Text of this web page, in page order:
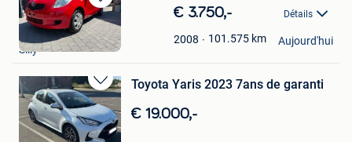
Sauvegarder
dans
Mes
Favoris
€ 3.750,- Détails
2008 101.575 km
Cindy
Silly
Aujourd'hui
Sauvegarder
dans
Mes
Favoris
Toyota Yaris 2023 7ans de garanti
€ 19.000,-